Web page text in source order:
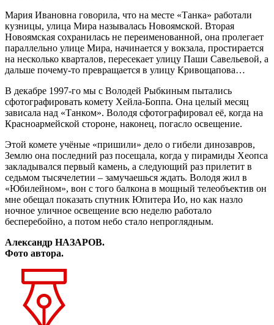
Мария Ивановна говорила, что на месте «Танка» работали
кузницы, улица Мира называлась Новоямской. Вторая
Новоямская сохранилась не переименованной, она пролегает
параллельно улице Мира, начинается у вокзала, простирается
на несколько кварталов, пересекает улицу Паши Савельевой, а
дальше почему-то превращается в улицу Кривощапова…
В декабре 1997-го мы с Володей Рыбкиным пытались
сфотографировать комету Хейла-Боппа. Она целый месяц
зависала над «Танком». Володя сфотографировал её, когда на
Красноармейской стороне, наконец, погасло освещение.
Этой комете учёные «пришили» дело о гибели динозавров,
Землю она последний раз посещала, когда у пирамиды Хеопса
закладывался первый камень, а следующий раз прилетит в
седьмом тысячелетии – замучаешься ждать. Володя жил в
«Юбилейном», вон с того балкона в мощный телеобъектив он
мне обещал показать спутник Юпитера Ио, но как назло
ночное уличное освещение всю неделю работало
бесперебойно, а потом небо стало непроглядным.
Александр НАЗАРОВ.
Фото автора.